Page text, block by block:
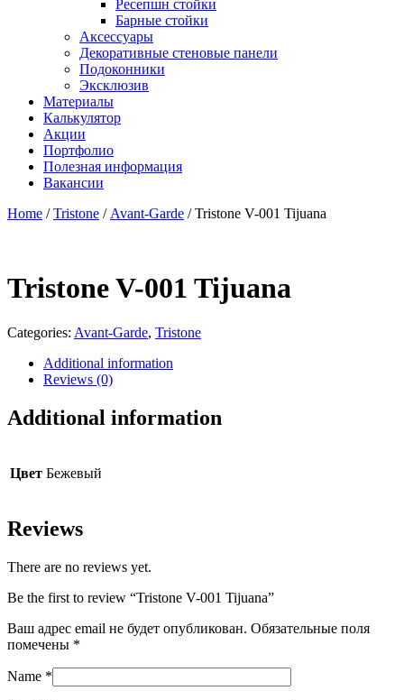
Ресепшн стойки
Барные стойки
Аксессуары
Декоративные стеновые панели
Подоконники
Эксклюзив
Материалы
Калькулятор
Акции
Портфолио
Полезная информация
Вакансии
Home /Tristone / Avant-Garde / Tristone V-001 Tijuana
Tristone V-001 Tijuana
Categories: Avant-Garde, Tristone
Additional information
Reviews (0)
Additional information
Цвет Бежевый
Reviews
There are no reviews yet.
Be the first to review “Tristone V-001 Tijuana”
Ваш адрес email не будет опубликован. Обязательные поля
помечены *
Name *